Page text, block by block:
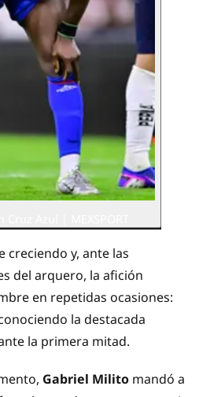
creciendo y, ante las
del arquero, la afición
en repetidas ocasiones:
la destacada
la primera mitad.
Gabriel Milito mandó a